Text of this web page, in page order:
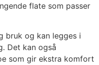
flate som passer
bruk og kan legges i
Det kan også
som gir ekstra komfort